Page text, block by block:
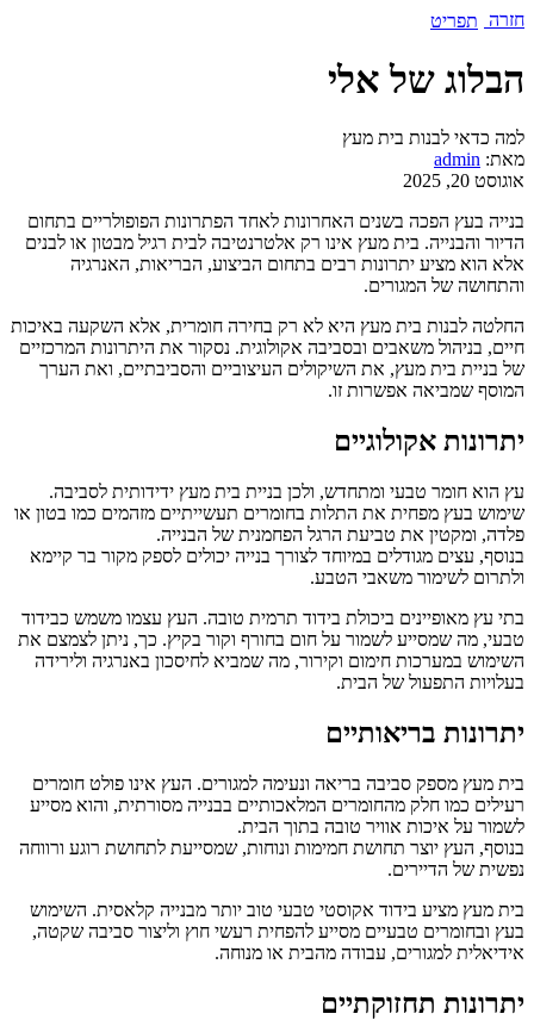
חזרה תפריט
הבלוג של אלי
למה כדאי לבנות בית מעץ
מאת: admin
אוגוסט 20, 2025
בנייה בעץ הפכה בשנים האחרונות לאחד הפתרונות הפופולריים בתחום
הדיור והבנייה. בית מעץ אינו רק אלטרנטיבה לבית רגיל מבטון או לבנים
אלא הוא מציע יתרונות רבים בתחום הביצוע, הבריאות, האנרגיה
והתחושה של המגורים.
החלטה לבנות בית מעץ היא לא רק בחירה חומרית, אלא השקעה באיכות
חיים, בניהול משאבים ובסביבה אקולוגית. נסקור את היתרונות המרכזיים
של בניית בית מעץ, את השיקולים העיצוביים והסביבתיים, ואת הערך
המוסף שמביאה אפשרות זו.
יתרונות אקולוגיים
עץ הוא חומר טבעי ומתחדש, ולכן בניית בית מעץ ידידותית לסביבה.
שימוש בעץ מפחית את התלות בחומרים תעשייתיים מזהמים כמו בטון או
פלדה, ומקטין את טביעת הרגל הפחמנית של הבנייה.
בנוסף, עצים מגודלים במיוחד לצורך בנייה יכולים לספק מקור בר קיימא
ולתרום לשימור משאבי הטבע.
בתי עץ מאופיינים ביכולת בידוד תרמית טובה. העץ עצמו משמש כבידוד
טבעי, מה שמסייע לשמור על חום בחורף וקור בקיץ. כך, ניתן לצמצם את
השימוש במערכות חימום וקירור, מה שמביא לחיסכון באנרגיה ולירידה
בעלויות התפעול של הבית.
יתרונות בריאותיים
בית מעץ מספק סביבה בריאה ונעימה למגורים. העץ אינו פולט חומרים
רעילים כמו חלק מהחומרים המלאכותיים בבנייה מסורתית, והוא מסייע
לשמור על איכות אוויר טובה בתוך הבית.
בנוסף, העץ יוצר תחושת חמימות ונוחות, שמסייעת לתחושת רוגע ורווחה
נפשית של הדיירים.
בית מעץ מציע בידוד אקוסטי טבעי טוב יותר מבנייה קלאסית. השימוש
בעץ ובחומרים טבעיים מסייע להפחית רעשי חוץ וליצור סביבה שקטה,
אידיאלית למגורים, עבודה מהבית או מנוחה.
יתרונות תחזוקתיים